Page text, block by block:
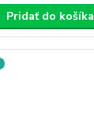
Pridať do košíka